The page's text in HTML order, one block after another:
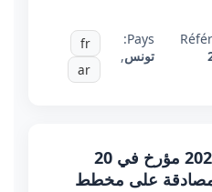
Pays:
تونس,
fr
ar
قانـون عدد 16 لسنة 2026 مؤرخ في 20
يتعلّق بالمصادقة على مخطط